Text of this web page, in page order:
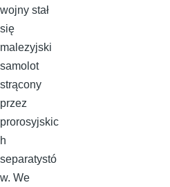
wojny stał
się
malezyjski
samolot
strącony
przez
prorosyjskic
h
separatystó
w. We